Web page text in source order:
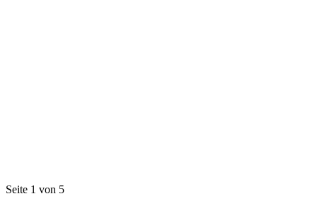
Seite 1 von 5